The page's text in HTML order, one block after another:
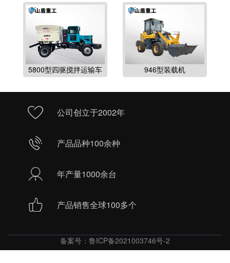
5800型四驱搅拌运输车 946型装载机
公司创立于2002年
产品品种100余种
年产量1000余台
产品销售全球100多个
备案号： 鲁ICP备2021003746号-2